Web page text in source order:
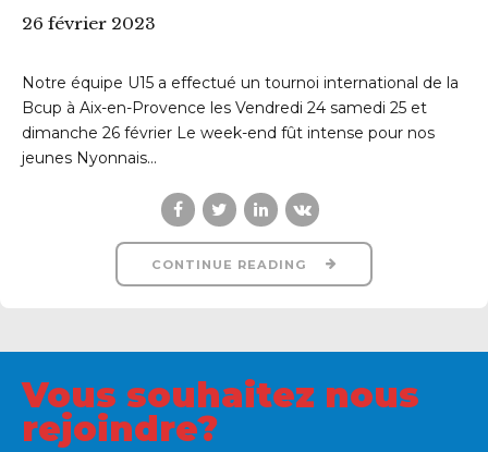
26 février 2023
Notre équipe U15 a effectué un tournoi international de la
Bcup à Aix-en-Provence les Vendredi 24 samedi 25 et
dimanche 26 février Le week-end fût intense pour nos
jeunes Nyonnais...
CONTINUE READING
Vous souhaitez nous
rejoindre?